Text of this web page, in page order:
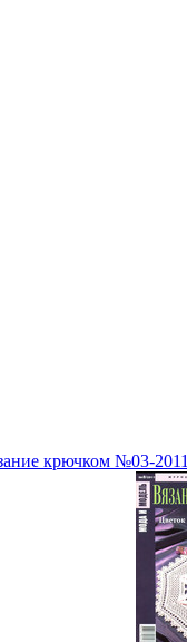
крючком №03-2011